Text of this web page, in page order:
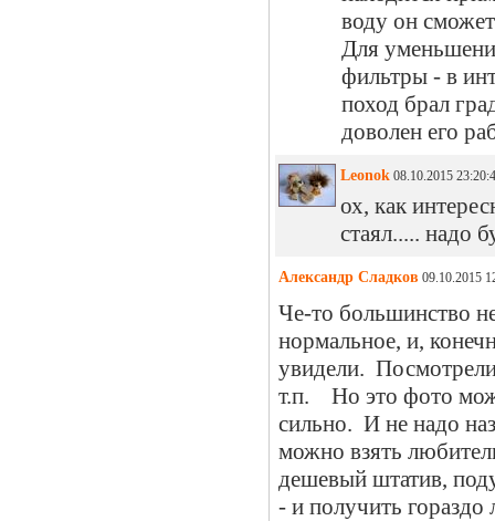
воду он сможет
Для
фильтры - в
поход брал
доволен его
Leonok08.10.2015
ох, как
стаял..... надо
Александр Сладков 09.10.2015
Че-то большинство
нормальное, и,
увидели.
т.п. Но это фото
сильно. И не надо
можно взять
дешевый штатив,
- и получить гораздо